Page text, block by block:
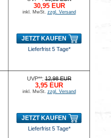
30,95 EUR
inkl. MwSt. zzgl. Versand
JETZT KAUFEN
Lieferfrist 5 Tage*
UVP**:12,98 EUR
3,95 EUR
inkl. MwSt. zzgl. Versand
JETZT KAUFEN
Lieferfrist 5 Tage*